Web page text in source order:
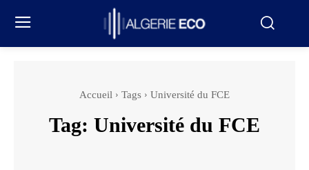
Accueil Tags Université du FCE
Tag: Université du FCE